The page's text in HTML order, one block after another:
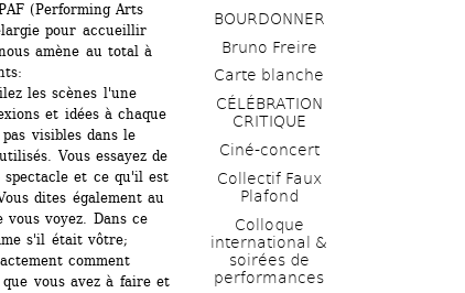
(Performing Arts
pour accueillir
amène au total à
les scènes l'une
et idées à chaque
visibles dans le
Vous essayez de
et ce qu'il est
dites également au
voyez. Dans ce
s'il était vôtre;
comment
vous avez à faire et
BOURDONNER
Bruno Freire
Carte blanche
CÉLÉBRATION
CRITIQUE
Ciné-concert
Collectif Faux
Plafond
Colloque
international &
soirées de
performances